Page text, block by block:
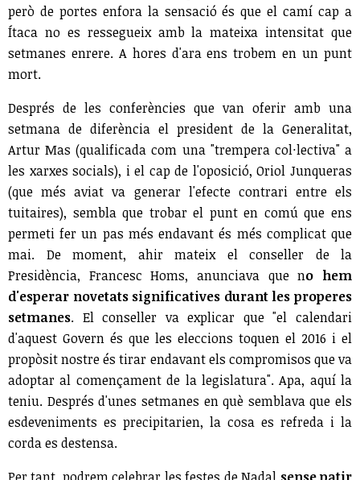
però de portes enfora la sensació és que el camí cap a
Ítaca no es ressegueix amb la mateixa intensitat que
setmanes enrere. A hores d'ara ens trobem en un punt
mort.
Després de les conferències que van oferir amb una
setmana de diferència el president de la Generalitat,
Artur Mas (qualificada com una "trempera col·lectiva" a
les xarxes socials), i el cap de l'oposició, Oriol Junqueras
(que més aviat va generar l'efecte contrari entre els
tuitaires), sembla que trobar el punt en comú que ens
permeti fer un pas més endavant és més complicat que
mai. De moment, ahir mateix el conseller de la
Presidència, Francesc Homs, anunciava que no hem
d'esperar novetats significatives durant les properes
setmanes. El conseller va explicar que "el calendari
d'aquest Govern és que les eleccions toquen el 2016 i el
propòsit nostre és tirar endavant els compromisos que va
adoptar al començament de la legislatura". Apa, aquí la
teniu. Després d'unes setmanes en què semblava que els
esdeveniments es precipitarien, la cosa es refreda i la
corda es destensa.
Per tant, podrem celebrar les festes de Nadal sense patir